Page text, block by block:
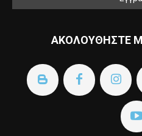
ΑΚΟΛΟΥΘΗΣΤΕ